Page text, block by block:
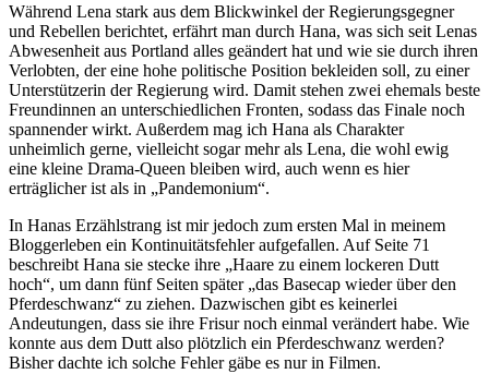
Während Lena stark aus dem Blickwinkel der Regierungsgegner
und Rebellen berichtet, erfährt man durch Hana, was sich seit Lenas
Abwesenheit aus Portland alles geändert hat und wie sie durch ihren
Verlobten, der eine hohe politische Position bekleiden soll, zu einer
Unterstützerin der Regierung wird. Damit stehen zwei ehemals beste
Freundinnen an unterschiedlichen Fronten, sodass das Finale noch
spannender wirkt. Außerdem mag ich Hana als Charakter
unheimlich gerne, vielleicht sogar mehr als Lena, die wohl ewig
eine kleine Drama-Queen bleiben wird, auch wenn es hier
erträglicher ist als in „Pandemonium“.
In Hanas Erzählstrang ist mir jedoch zum ersten Mal in meinem
Bloggerleben ein Kontinuitätsfehler aufgefallen. Auf Seite 71
beschreibt Hana sie stecke ihre „Haare zu einem lockeren Dutt
hoch“, um dann fünf Seiten später „das Basecap wieder über den
Pferdeschwanz“ zu ziehen. Dazwischen gibt es keinerlei
Andeutungen, dass sie ihre Frisur noch einmal verändert habe. Wie
konnte aus dem Dutt also plötzlich ein Pferdeschwanz werden?
Bisher dachte ich solche Fehler gäbe es nur in Filmen.